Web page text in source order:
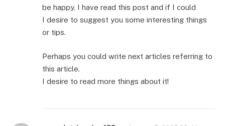
be happy. I have read this post and if I could
I desire to suggest you some interesting things
or tips.
Perhaps you could write next articles referring to
this article.
I desire to read more things about it!